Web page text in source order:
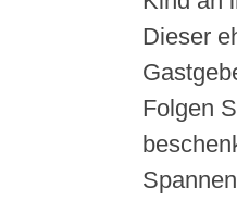
Dieser
Folgen